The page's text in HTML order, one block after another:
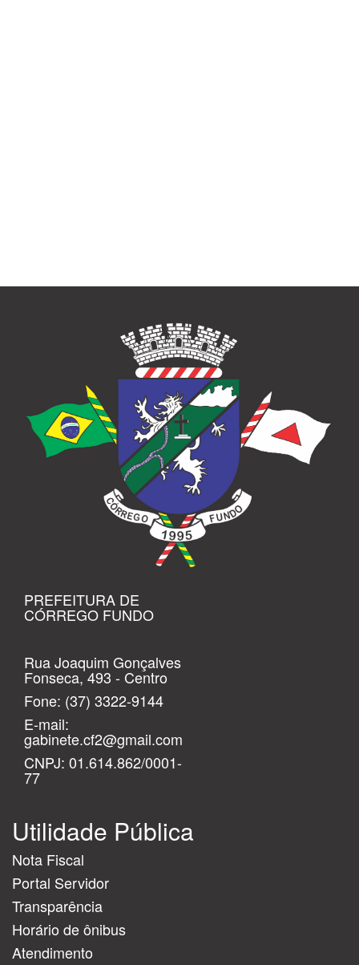
PREFEITURA DE
CÓRREGO FUNDO
Rua Joaquim Gonçalves
Fonseca, 493 - Centro
Fone: (37) 3322-9144
E-mail:
gabinete.cf2@gmail.com
CNPJ: 01.614.862/0001-
77
Utilidade Pública
Nota Fiscal
Portal Servidor
Transparência
Horário de ônibus
Atendimento